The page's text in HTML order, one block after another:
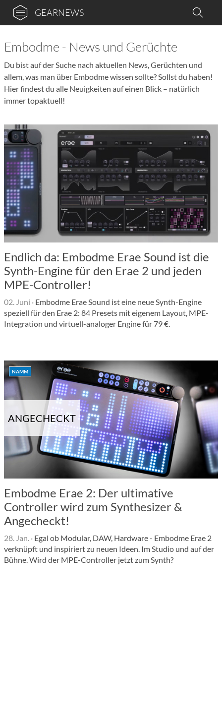
GEARNEWS
Embodme - News und Gerüchte
Du bist auf der Suche nach aktuellen News, Gerüchten und
allem, was man über Embodme wissen sollte? Sollst du haben!
Hier findest du alle Neuigkeiten auf einen Blick – natürlich
immer topaktuell!
Endlich da: Embodme Erae Sound ist die
Synth-Engine für den Erae 2 und jeden
MPE-Controller!
02. Juni · Embodme Erae Sound ist eine neue Synth-Engine
speziell für den Erae 2: 84 Presets mit eigenem Layout, MPE-
Integration und virtuell-analoger Engine für 79 €.
ANGECHECKT
NAMM
Embodme Erae 2: Der ultimative
Controller wird zum Synthesizer &
Angecheckt!
28. Jan. · Egal ob Modular, DAW, Hardware - Embodme Erae 2
verknüpft und inspiriert zu neuen Ideen. Im Studio und auf der
Bühne. Wird der MPE-Controller jetzt zum Synth?